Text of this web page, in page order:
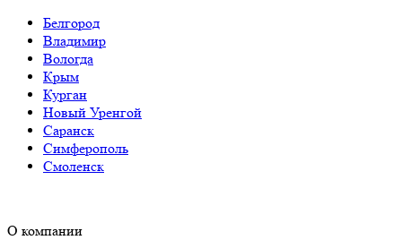
Белгород
Владимир
Вологда
Крым
Курган
Новый Уренгой
Саранск
Симферополь
Смоленск
О компании